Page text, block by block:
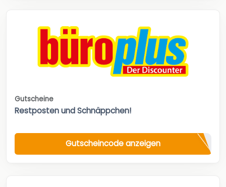
Gutscheine
Restposten und Schnäppchen!
Gutscheincode anzeigen